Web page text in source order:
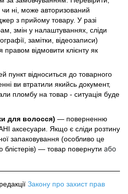
чи ні, може авторизований
з прийому товару. У разі
змін у налаштуваннях, сліди
замітки, відеозаписи)
відмовити клієнту як
пункт відноситься до товарного
ви втратили якийсь документ,
пломбу на товар - ситуація буде
для волосся) — поверненню
аксесуари. Якщо є сліди розтину
запаковування (особливо це
блістерів) — товар повернути або
Закону про захист прав